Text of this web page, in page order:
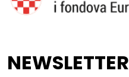
NEWSLETTER